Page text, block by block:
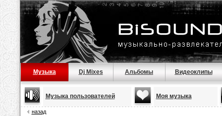
Музыка Dj Mixes Альбомы Видеоклипы
Музыка пользователей Моя музыка
назад